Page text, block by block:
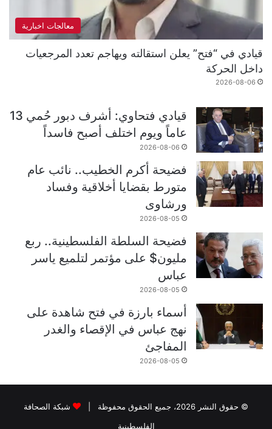
معالجات اخبارية
قيادي في “فتح” يعلن استقالته ويهاجم تعدد المرجعيات
داخل الحركة
2026-08-06
قيادي فتحاوي: أشرف دبور حُمي 13
عاماً ويوم اختلف أصبح فاسداً
2026-08-06
فضيحة أكرم الخطيب.. نائب عام
متورط بقضايا أخلاقية وفساد
ورشاوى
2026-08-05
فضيحة السلطة الفلسطينية.. ربع
مليون$ على مؤتمر لتلميع ياسر
عباس
2026-08-05
أسماء بارزة في فتح شاهدة على
نهج عباس في الإقصاء والغدر
المفاجئ
2026-08-05
© حقوق النشر 2026، جميع الحقوق محفوظة |
شبكة الصحافة
الفلسطينية